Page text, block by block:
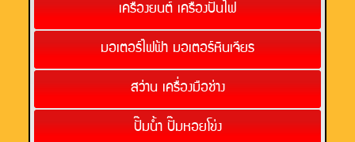
เครื่องยนต์ เครื่องปั่นไฟ
มอเตอร์ไฟฟ้า มอเตอร์หินเจียร
สว่าน เครื่องมือช่าง
ปั๊มน้ำ ปั๊มหอยโข่ง